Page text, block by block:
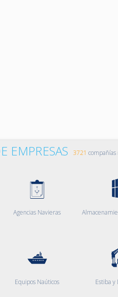
EMPRESAS 3721 compañías
Agencias Navieras
Equipos Naúticos Estiba y